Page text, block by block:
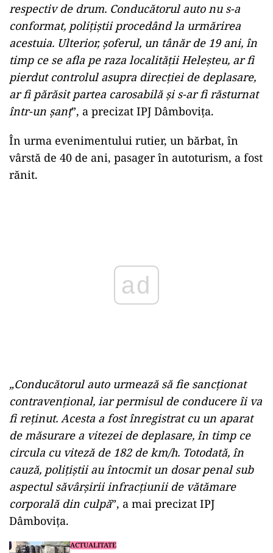
respectiv de drum. Conducătorul auto nu s-a
conformat, poliţiştii procedând la urmărirea
acestuia. Ulterior, şoferul, un tânăr de 19 ani, în
timp ce se afla pe raza localităţii Heleşteu, ar fi
pierdut controlul asupra direcţiei de deplasare,
ar fi părăsit partea carosabilă şi s-ar fi răsturnat
într-un şanţ”, a precizat IPJ Dâmboviţa.
În urma evenimentului rutier, un bărbat, în
vârstă de 40 de ani, pasager în autoturism, a fost
rănit.
„Conducătorul auto urmează să fie sancţionat
contravenţional, iar permisul de conducere îi va
fi reţinut. Acesta a fost înregistrat cu un aparat
de măsurare a vitezei de deplasare, în timp ce
circula cu viteză de 182 de km/h. Totodată, în
cauză, poliţiştii au întocmit un dosar penal sub
aspectul săvârşirii infracţiunii de vătămare
corporală din culpă”, a mai precizat IPJ
Dâmboviţa.
ACTUALITATE